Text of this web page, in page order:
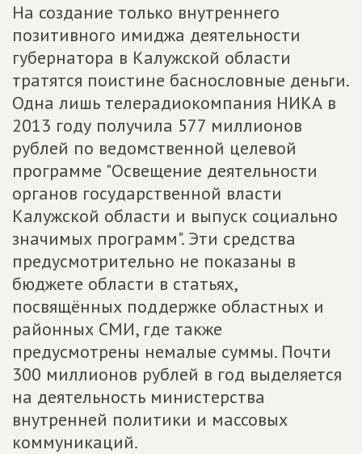
На создание только внутреннего
позитивного имиджа деятельности
губернатора в Калужской области
тратятся поистине баснословные деньги.
Одна лишь телерадиокомпания НИКА в
2013 году получила 577 миллионов
рублей по ведомственной целевой
программе "Освещение деятельности
органов государственной власти
Калужской области и выпуск социально
значимых программ". Эти средства
предусмотрительно не показаны в
бюджете области в статьях,
посвящённых поддержке областных и
районных СМИ, где также
предусмотрены немалые суммы. Почти
300 миллионов рублей в год выделяется
на деятельность министерства
внутренней политики и массовых
коммуникаций.